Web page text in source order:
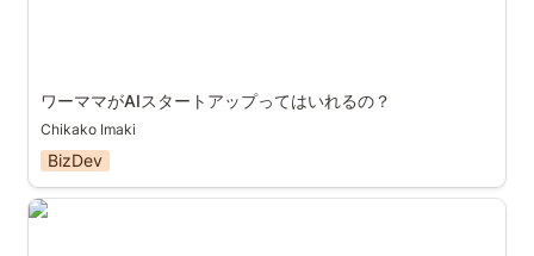
ワーママがAIスタートアップってはいれるの？
Chikako Imaki
BizDev
コーポレートの立場から考える、メンバーの生産性向上